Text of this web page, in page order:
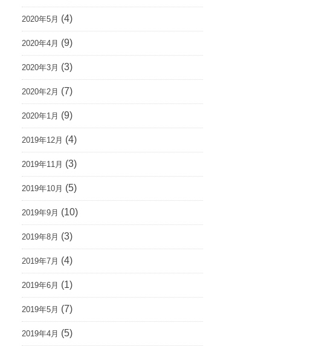
2020年5月 (4)
2020年4月 (9)
2020年3月 (3)
2020年2月 (7)
2020年1月 (9)
2019年12月 (4)
2019年11月 (3)
2019年10月 (5)
2019年9月 (10)
2019年8月 (3)
2019年7月 (4)
2019年6月 (1)
2019年5月 (7)
2019年4月 (5)